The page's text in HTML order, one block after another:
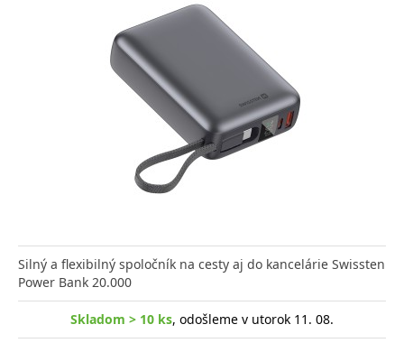
Silný a flexibilný spoločník na cesty aj do kancelárie Swissten
Power Bank 20.000
Skladom > 10 ks, odošleme v utorok 11. 08.